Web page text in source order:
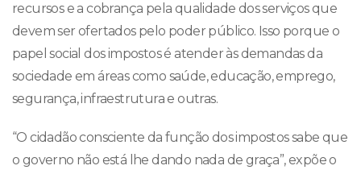
recursos e a cobrança pela qualidade dos serviços que
devem ser ofertados pelo poder público. Isso porque o
papel social dos impostos é atender às demandas da
sociedade em áreas como saúde, educação, emprego,
segurança, infraestrutura e outras.
“O cidadão consciente da função dos impostos sabe que
o governo não está lhe dando nada de graça”, expõe o